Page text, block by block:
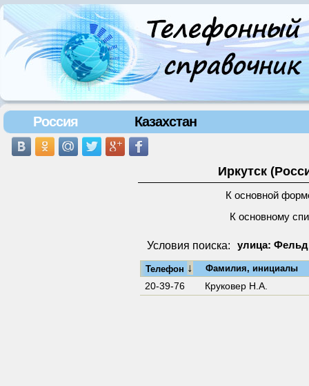
Россия Казахстан
Иркутск
К основной
К основному
Условия поиска: улица:
Телефон ↓ Фамилия, инициалы
20-39-76 Круковер Н.А.